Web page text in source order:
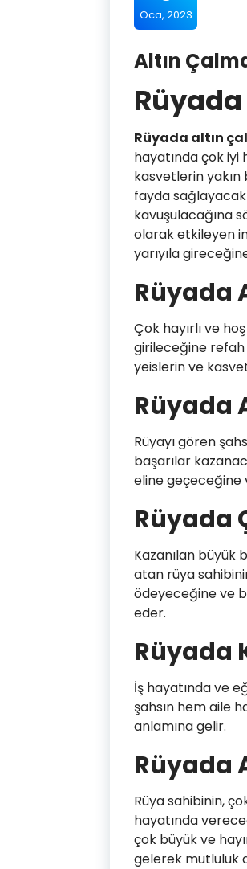
Oca, 2023
Altın
Rüyada altın
hayatında çok iyi
kasvetlerin yakın
fayda
kavuşulacağına
olarak etkileyen
yarıyıla
Rüyada
Çok hayırlı ve
girileceğine
yeislerin ve
Rüyada
Rüyayı gören
başarılar
eline geçeceğine
Rüyada
Kazanılan büyük
atan rüya
ödeyeceğine ve
eder.
Rüyada
İş hayatında ve
şahsın hem aile
anlamına gelir.
Rüyada
Rüya sahibinin,
hayatında
çok büyük ve
gelerek mutluluk